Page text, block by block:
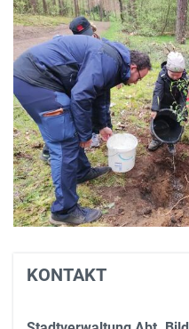
KONTAKT